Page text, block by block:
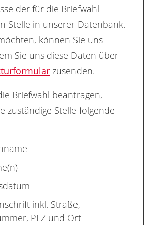
der für die Briefwahl
Stelle in unserer Datenbank.
können Sie uns
Sie uns diese Daten über
zusenden.
Briefwahl beantragen,
zuständige Stelle folgende
inkl. Straße,
PLZ und Ort